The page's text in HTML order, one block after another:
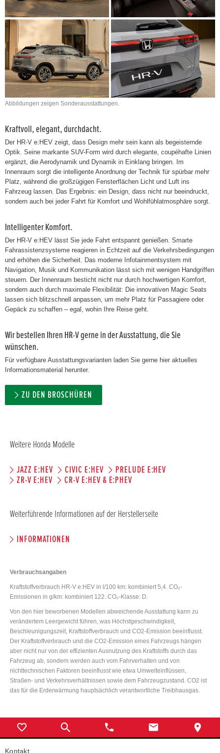
Abbildungen zeigen Sonderausstattungen.
Kraftvoll, elegant, durchdacht.
Der HR-V e:HEV zeigt, dass Design mehr sein kann als begeisternde
Optik. Seine markante SUV-Form wird durch elegante, coupéhafte Linien
ergänzt, die Aerodynamik und Dynamik in Einklang bringen. Im
Innenraum sorgt die intelligente Anordnung der Technik für spürbar mehr
Platz, während die großzügigen Fensterflächen Licht und Luft ins
Fahrzeug lassen. Das Ergebnis: ein Design, dass nicht nur beeindruckt,
sondern auch bei jeder Fahrt für Komfort und Wohlfühlatmosphäre sorgt.
Intelligenter Komfort.
Der HR-V e:HEV lässt Sie jede Fahrt entspannt genießen. Smarte
Fahrassistenzsysteme reagieren in Echtzeit auf die Verkehrsbedingungen
und erhöhen die Sicherheit. Das moderne Infotainmentsystem mit
Navigation, Musik und Kommunikation lässt sich mit wenigen Handgriffen
steuern. Der Innenraum besticht nicht nur durch hochwertigen Komfort,
sondern auch durch maximale Flexibilität: Die innovativen Magic Seats
lassen sich blitzschnell anpassen, um mehr Platz für Passagiere oder
Gepäck zu schaffen – egal, wohin Ihre Reise geht.
Wir bestellen Ihren HR-V gerne in der Ausstattung, die Sie
wünschen.
Für verfügbare Ausstattungsvarianten laden Sie gerne hier aktuelles
Informationsmaterial herunter.
ZU DEN BROSCHÜREN
Weitere Honda Modelle
JAZZ E:HEV CIVIC E:HEV
PRELUDE E:HEV
ZR-V E:HEV
CR-V E:HEV & E:PHEV
Weiterführende Informationen auf der Herstellerseite
INFORMATIONEN
Verbrauchsangaben
Kraftstoffverbrauch HR-V e:HEV in l/100 km: kombiniert 5,4. CO₂-
Emissionen in g/km: kombiniert 122. CO₂-Klasse: D.
Von den hier beworbenen Modellen abweichende Ausstattung kann zu
verändertem Leergewicht führen, was Höchstgeschwindigkeit,
Beschleunigungszeit, Kraftstoffverbrauch und CO2-Emission beeinflusst.
Der Kraftstoffverbrauch und die CO2-Emission eines Fahrzeugs hängen
aber nicht nur von der effizienten Ausnutzung des Kraftstoffs durch das
Fahrzeug ab, sondern werden auch vom Fahrverhalten und von
nichttechnischen Faktoren beeinflusst wie etwa Umwelteinflüssen,
Straßen- und Verkehrsverhältnissen sowie dem Fahrzeugzustand. CO2 ist
das für die Erderwärmung hauptsächlich verantwortliche Treibhausgas.
Kontakt